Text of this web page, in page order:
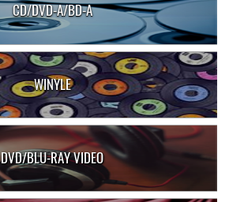
CD/DVD-A/BD-A
WINYLE
DVD/BLU-RAY VIDEO